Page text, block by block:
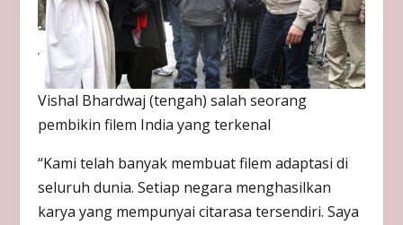
Vishal Bhardwaj (tengah) salah seorang
pembikin filem India yang terkenal
“Kami telah banyak membuat filem adaptasi di
seluruh dunia. Setiap negara menghasilkan
karya yang mempunyai citarasa tersendiri. Saya